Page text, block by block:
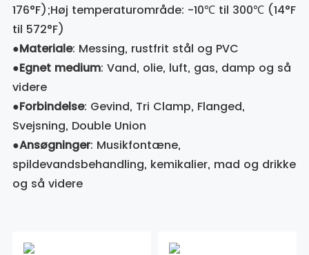
176°F);Høj temperaturområde: -10℃ til 300℃ (14°F
til 572°F)
●Materiale: Messing, rustfrit stål og PVC
●Egnet medium: Vand, olie, luft, gas, damp og så
videre
●Forbindelse: Gevind, Tri Clamp, Flanged,
Svejsning, Double Union
●Ansøgninger: Musikfontæne,
spildevandsbehandling, kemikalier, mad og drikke
og så videre